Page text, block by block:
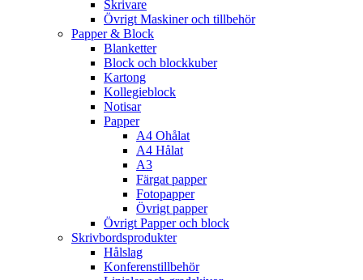
Skrivare
Övrigt Maskiner och tillbehör
Papper & Block
Blanketter
Block och blockkuber
Kartong
Kollegieblock
Notisar
Papper
A4 Ohålat
A4 Hålat
A3
Färgat papper
Fotopapper
Övrigt papper
Övrigt Papper och block
Skrivbordsprodukter
Hålslag
Konferenstillbehör